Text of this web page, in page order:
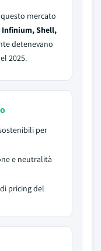
mercato
Infinium, Shell,
detenevano
2025.
per
e neutralità
pricing del